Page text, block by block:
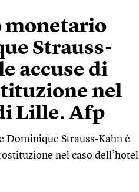
monetario
Strauss-
accuse di
nel
Lille. Afp
Dominique Strauss-Kahn è
nel caso dell’hotel